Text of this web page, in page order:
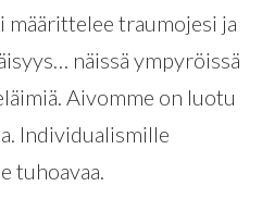
määrittelee traumojesi ja
näissä ympyröissä
Aivomme on luotu
Individualismille
tuhoavaa.